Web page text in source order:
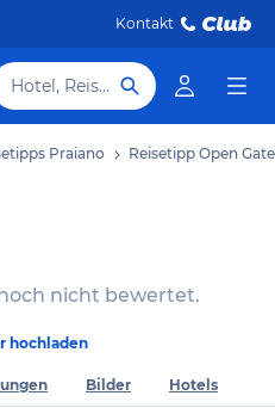
Kontakt
Hotel, Reiseziel
Praiano Reisetipp Open Gate
nicht bewertet.
hochladen
Bilder Hotels